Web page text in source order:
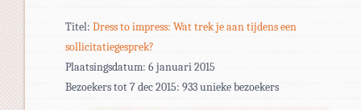
Titel: Dress to impress: Wat trek je aan tijdens een
sollicitatiegesprek?
Plaatsingsdatum: 6 januari 2015
Bezoekers tot 7 dec 2015: 933 unieke bezoekers